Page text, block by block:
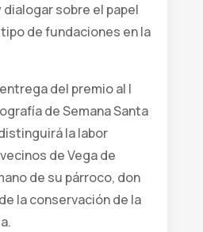
dialogar sobre el papel
de fundaciones en la
del premio al I
de Semana Santa
la labor
de Vega de
de su párroco, don
la conservación de la